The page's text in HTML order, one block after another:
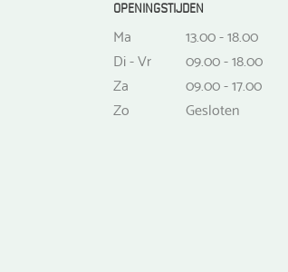
OPENINGSTIJDEN
Ma
13.00 - 18.00
Di - Vr
09.00 - 18.00
Za
09.00 - 17.00
Zo
Gesloten